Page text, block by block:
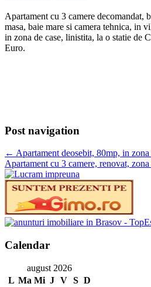
Apartament cu 3 camere decomandat,
masa, baie mare si camera tehnica, in
in zona de case, linistita, la o statie de
Euro.
Post navigation
← Apartament deosebit, 80mp, in zona
Apartament cu 3 camere, renovat,
Calendar
august 2026
L Ma Mi J V S D